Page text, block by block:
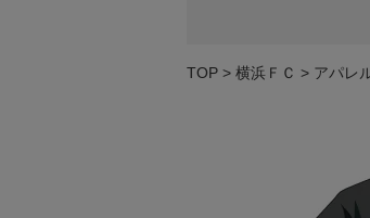
TOP 横浜ＦＣ アパレ